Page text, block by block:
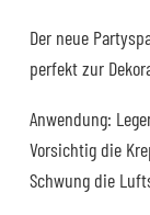
Der neue
perfekt zur
Anwendung:
Vorsichtig die
Schwung die